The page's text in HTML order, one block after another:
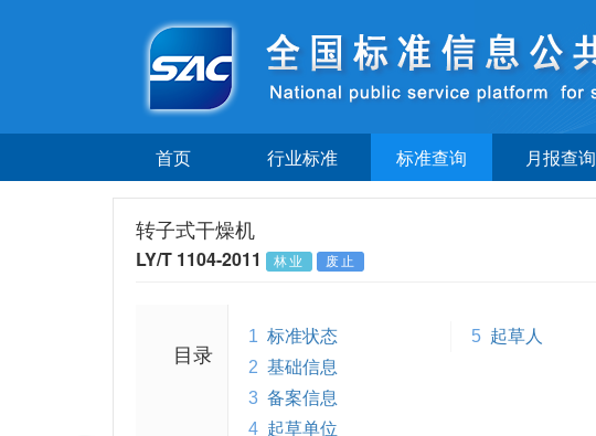
首页 行业标准 标准查询 月报查询
转子式干燥机
LY/T 1104-2011 林业 废止
目录
1 标准状态
2 基础信息
3 备案信息
4 起草单位
5 起草人